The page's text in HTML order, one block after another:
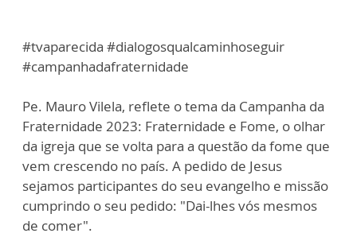
#tvaparecida #dialogosqualcaminhoseguir
#campanhadafraternidade
Pe. Mauro Vilela, reflete o tema da Campanha da
Fraternidade 2023: Fraternidade e Fome, o olhar
da igreja que se volta para a questão da fome que
vem crescendo no país. A pedido de Jesus
sejamos participantes do seu evangelho e missão
cumprindo o seu pedido: "Dai-lhes vós mesmos
de comer".